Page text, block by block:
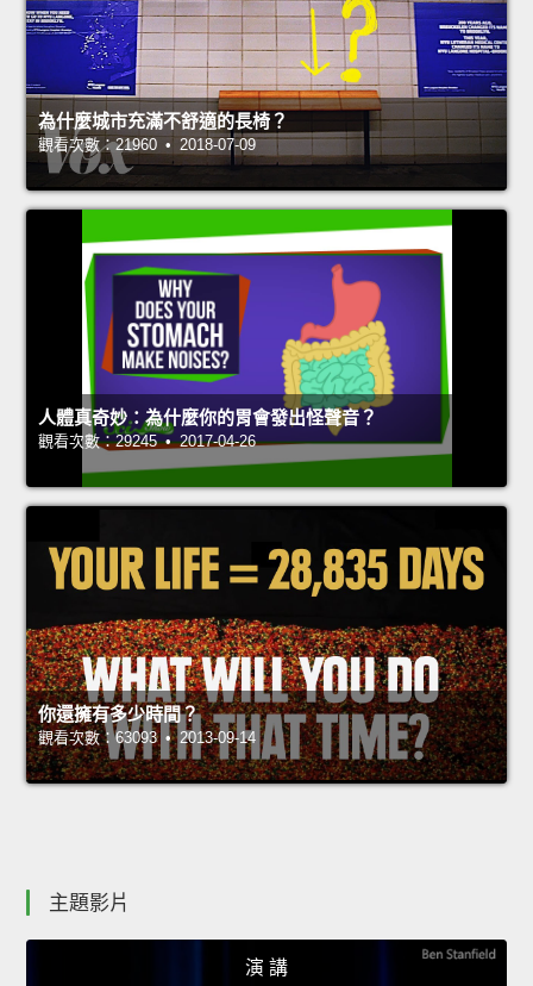
為什麼城市充滿不舒適的長椅？
觀看次數：21960 • 2018-07-09
人體真奇妙：為什麼你的胃會發出怪聲音？
觀看次數：29245 • 2017-04-26
你還擁有多少時間？
觀看次數：63093 • 2013-09-14
主題影片
演 講